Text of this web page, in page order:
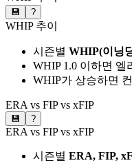
💾 ?
WHIP 추이
시즌별 WHIP(이닝
WHIP 1.0 이하면 엘
WHIP가 상승하면
ERA vs FIP vs xFIP
💾 ?
ERA vs FIP vs xFIP
시즌별 ERA, FIP,